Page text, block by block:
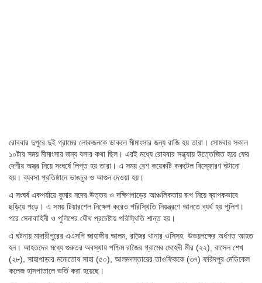
রোববার দুপুরে দুই গ্রামের লোকজনকে ডাকলে মীমাংসার জন্য রাজি হয় তারা। সোমবার সকাল
১০টার সময় মীমাংসার জন্য বসার কথা ছিল। এরই মধ্যে রোববার সন্ধ্যায় উত্তেজিত হয়ে ফের
দেশীয় অস্ত্র নিয়ে সংঘর্ষে লিপ্ত হয় তারা। এ সময় বেশ কয়েকটি ককটেল বিস্ফোরণ ঘটানো
হয়। ব্যবসা প্রতিষ্ঠানে ভাঙচুর ও আগুন দেওয়া হয়।
এ সংঘর্ষ একপর্যায়ে কুমার নদের উত্তর ও দক্ষিণপাড়ের আঞ্চলিকতায় রূপ নিয়ে ব্যাপকভাবে
ছড়িয়ে পড়ে। এ সময় টিয়ারশেল নিক্ষেপ করেও পরিস্থিতি নিয়ন্ত্রণে আনতে ব্যর্থ হয় পুলিশ।
পরে সেনাবাহিনী ও পুলিশের যৌথ প্রচেষ্টায় পরিস্থিতি শান্ত হয়।
এ ঘটনায় মাদারীপুরের এএসপি জাহাঙ্গীর আলম, রাজৈর থানার ওসিসহ উভয়পক্ষের অর্ধশত আহত
হন। আহতদের মধ্যে গুরুতর অবস্থায় পশ্চিম রাজৈর গ্রামের মেহেদী মীর (২২), রাসেল শেখ
(২৮), সাহাপাড়ার মনোতোষ সাহা (৫০), আলমদস্তারের তাওফিককে (৩৭) ফরিদপুর মেডিকেল
কলেজ হাসপাতালে ভর্তি করা হয়েছে।